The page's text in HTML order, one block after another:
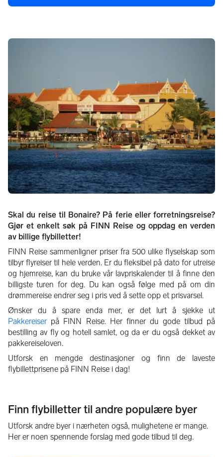
Om Bonaire
Skal du reise til Bonaire? På ferie eller forretningsreise?
Gjør et enkelt søk på FINN Reise og oppdag en verden
av billige flybilletter!
FINN Reise sammenligner priser fra 500 ulike flyselskap som
tilbyr flyreiser til hele verden. Er du fleksibel på dato for utreise
og hjemreise, kan du bruke vår lavpriskalender til å finne den
billigste turen for deg. Du kan også følge med på om din
drømmereise endrer seg i pris ved å sette opp et prisvarsel.
Ønsker du å spare enda mer, er det lurt å sjekke ut
Pakkereiser på FINN Reise. Her finner du gode tilbud på
bestilling av fly og hotell samlet, og da er du også dekket av
pakkereiseloven.
Utforsk en mengde destinasjoner og finn de laveste
flybillettprisene på FINN Reise i dag!
Finn flybilletter til andre populære byer
Utforsk andre byer i nærheten også, mulighetene er mange.
Her er noen spennende forslag med gode tilbud til deg.